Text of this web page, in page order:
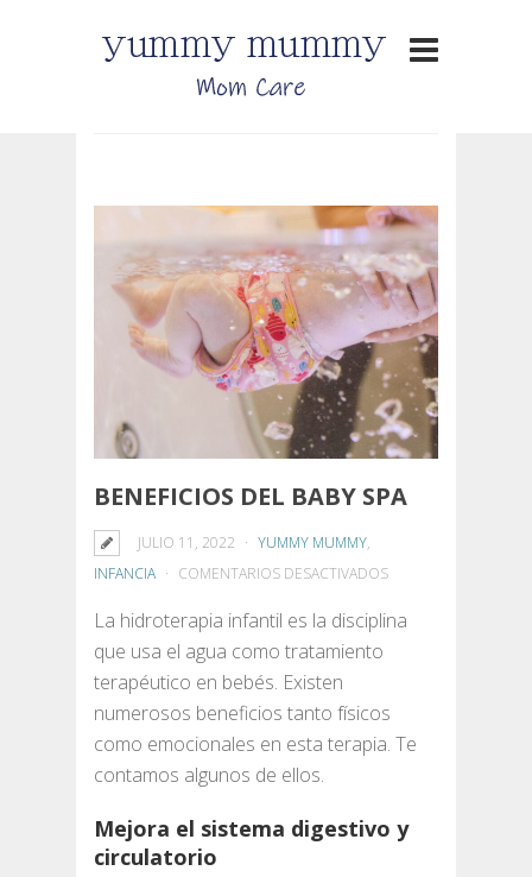
BENEFICIOS DEL BABY SPA
JULIO 11, 2022 YUMMY MUMMY,
INFANCIA
COMENTARIOS DESACTIVADOSEN
DEL
La hidroterapia infantil es la disciplina
que usa el agua como tratamiento
terapéutico en bebés. Existen
numerosos beneficios tanto físicos
como emocionales en esta terapia. Te
contamos algunos de ellos.
Mejora el sistema digestivo y
circulatorio